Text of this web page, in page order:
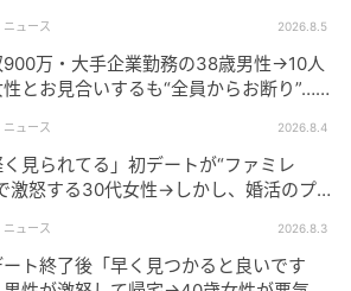
る「結局最後に選ばれる女性の特
があります。
を扱える
の軸がある
来の安心感”を両方持っている
ニュース 2026.8.5
900万・大手企業勤務の38歳男性→10人
とお見合いするも“全員からお断り”…デ
ニュース 2026.8.4
く見られてる」初デートが“ファミレ
激怒する30代女性→しかし、婚活のプ
ニュース 2026.8.3
ト終了後「早く見つかると良いです